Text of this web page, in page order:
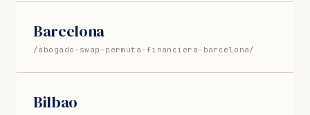
Barcelona
/abogado-swap-permuta-financiera-barcelona/
Bilbao